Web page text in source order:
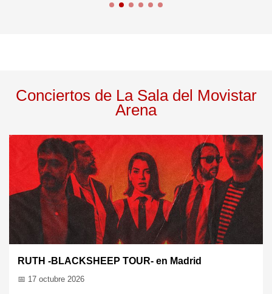
Conciertos de La Sala del Movistar
Arena
Ramoncín en Madrid
📅 22 oct 2026